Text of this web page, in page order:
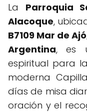
La Parroquia
Alacoque,
B7109 Mar de
Argentina, es
espiritual para
moderna
días de misa
oración y el